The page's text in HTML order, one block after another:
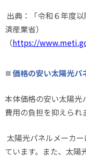
出典：「令和６年度
済産業省）
（https://
価格の安い太陽光パ
本体価格の安い太陽光
費用の負担を抑えられ
太陽光パネルメーカ
ています。また、太陽